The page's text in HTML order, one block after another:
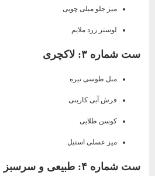
میز جلو مبلی چوبی
لوستر زرد ملایم
ست شماره ۳: لاکچری
مبل طوسی تیره
فرش آبی کاربنی
کوسن طلایی
میز عسلی استیل
ست شماره ۴: طبیعی و سرسبز